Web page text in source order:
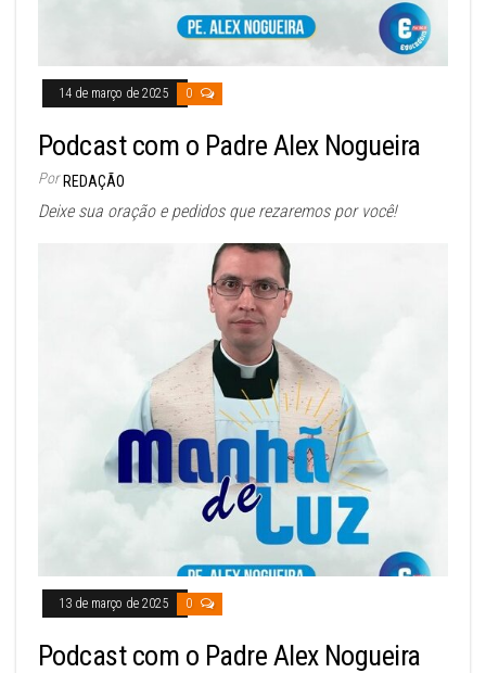
14 de março de 2025 0
Podcast com o Padre Alex Nogueira
Por REDAÇÃO
Deixe sua oração e pedidos que rezaremos por você!
13 de março de 2025 0
Podcast com o Padre Alex Nogueira